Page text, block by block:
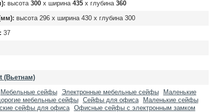
высота 300х ширина 435х глубина 360
высота 296х ширина 430х глубина 300
37
(Вьетнам)
Мебельные сейфы
Электронные мебельные сейфы
Маленькие
мебельные сейфы
Сейфы для офиса
Маленькие сейфы
сейфы для офиса
Офисные сейфы с электронным замком